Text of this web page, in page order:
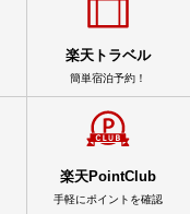
楽天トラベル
簡単宿泊予約！
楽天PointClub
手軽にポイントを確認